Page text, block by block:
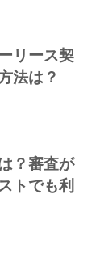
リース契
法は？
？審査が
トでも利